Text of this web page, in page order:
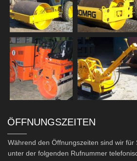
ÖFFNUNGSZEITEN
Während den Öffnungszeiten sind wir für
unter der folgenden Rufnummer